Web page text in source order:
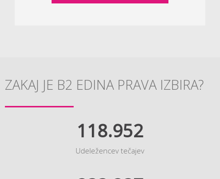
ZAKAJ JE B2 EDINA PRAVA IZBIRA?
118.952
Udeležencev tečajev